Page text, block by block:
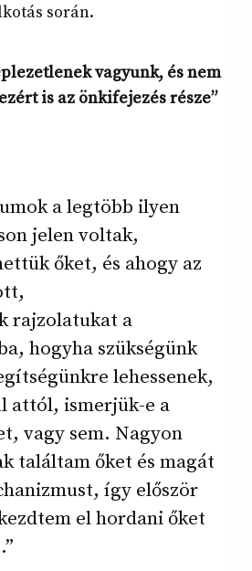
során.
vagyunk, és nem
is az önkifejezés része”
a legtöbb ilyen
jelen voltak,
őket, és ahogy az
rajzolatukat a
hogyha szükségünk
lehessenek,
attól, ismerjük-e a
vagy sem. Nagyon
találtam őket és magát
így először
el hordani őket